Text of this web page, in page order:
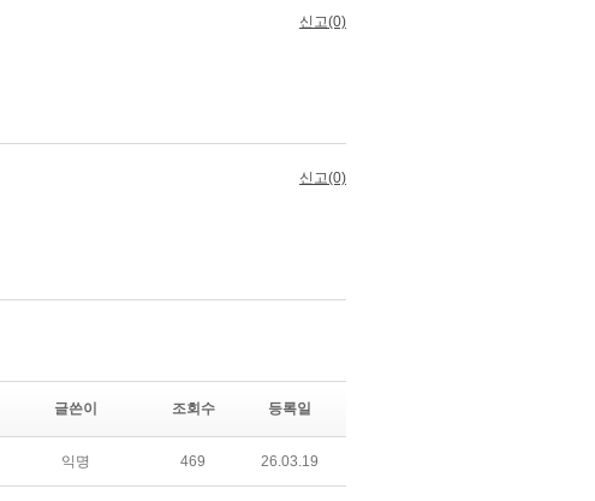
글쓴이 조회수 등록일
익명 469 26.03.19